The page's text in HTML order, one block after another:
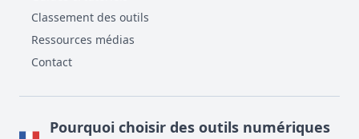
Classement des outils
Ressources médias
Contact
Pourquoi choisir des outils numériques